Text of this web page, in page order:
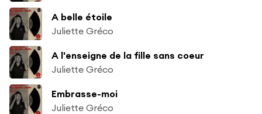
A belle étoile
Juliette Gréco
A l'enseigne de la fille sans coeur
Juliette Gréco
Embrasse-moi
Juliette Gréco